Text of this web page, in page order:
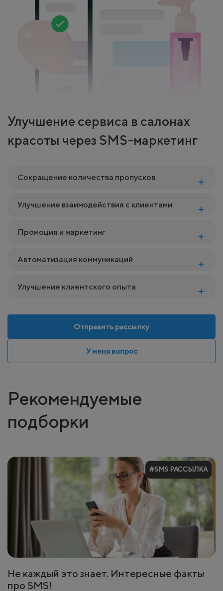
Улучшение сервиса в салонах
красоты через SMS-маркетинг
Сокращение количества пропусков
Улучшение взаимодействия с клиентами
Промоция и маркетинг
Автоматизация коммуникаций
Улучшение клиентского опыта
Отправить рассылку
У меня вопрос
Рекомендуемые
подборки
#SMS РАССЫЛКА
Не каждый это знает. Интересные факты
про SMS!